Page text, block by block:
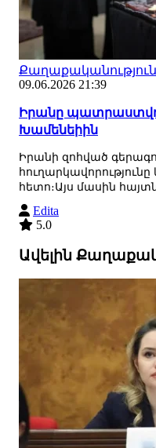
Քաղաքականություն
09.06.2026 21:39
Իրանը
Խամենեիին
Իրանի զոհված
հետո։Այս մասին
Edita
5.0
Ավելին